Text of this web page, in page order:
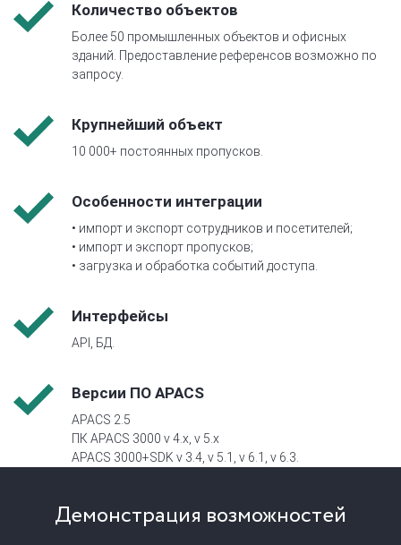
Количество объектов
Более 50 промышленных объектов и офисных
зданий. Предоставление референсов возможно по
запросу.
Крупнейший объект
10 000+ постоянных пропусков.
Особенности интеграции
• импорт и экспорт сотрудников и посетителей;
• импорт и экспорт пропусков;
• загрузка и обработка событий доступа.
Интерфейсы
API, БД.
Версии ПО APACS
APACS 2.5
ПК APACS 3000 v 4.x, v 5.x
APACS 3000+SDK v 3.4, v 5.1, v 6.1, v 6.3.
Демонстрация возможностей